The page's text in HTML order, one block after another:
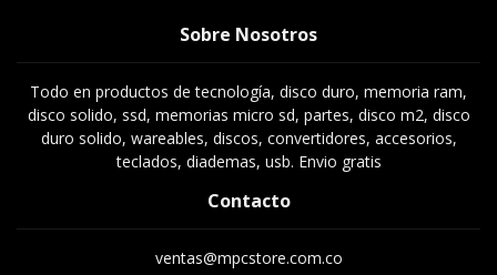
Sobre Nosotros
Todo en productos de tecnología, disco duro, memoria ram,
disco solido, ssd, memorias micro sd, partes, disco m2, disco
duro solido, wareables, discos, convertidores, accesorios,
teclados, diademas, usb. Envio gratis
Contacto
ventas@mpcstore.com.co